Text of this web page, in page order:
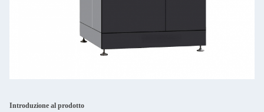
Introduzione al prodotto